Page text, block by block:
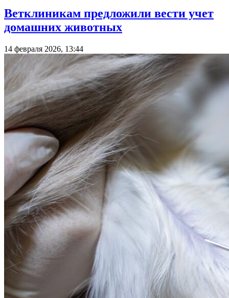
Ветклиникам предложили вести учет
домашних животных
14 февраля 2026, 13:44